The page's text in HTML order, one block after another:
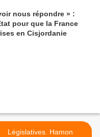
nous répondre » :
pour que la France
en Cisjordanie
Législatives. Hamon